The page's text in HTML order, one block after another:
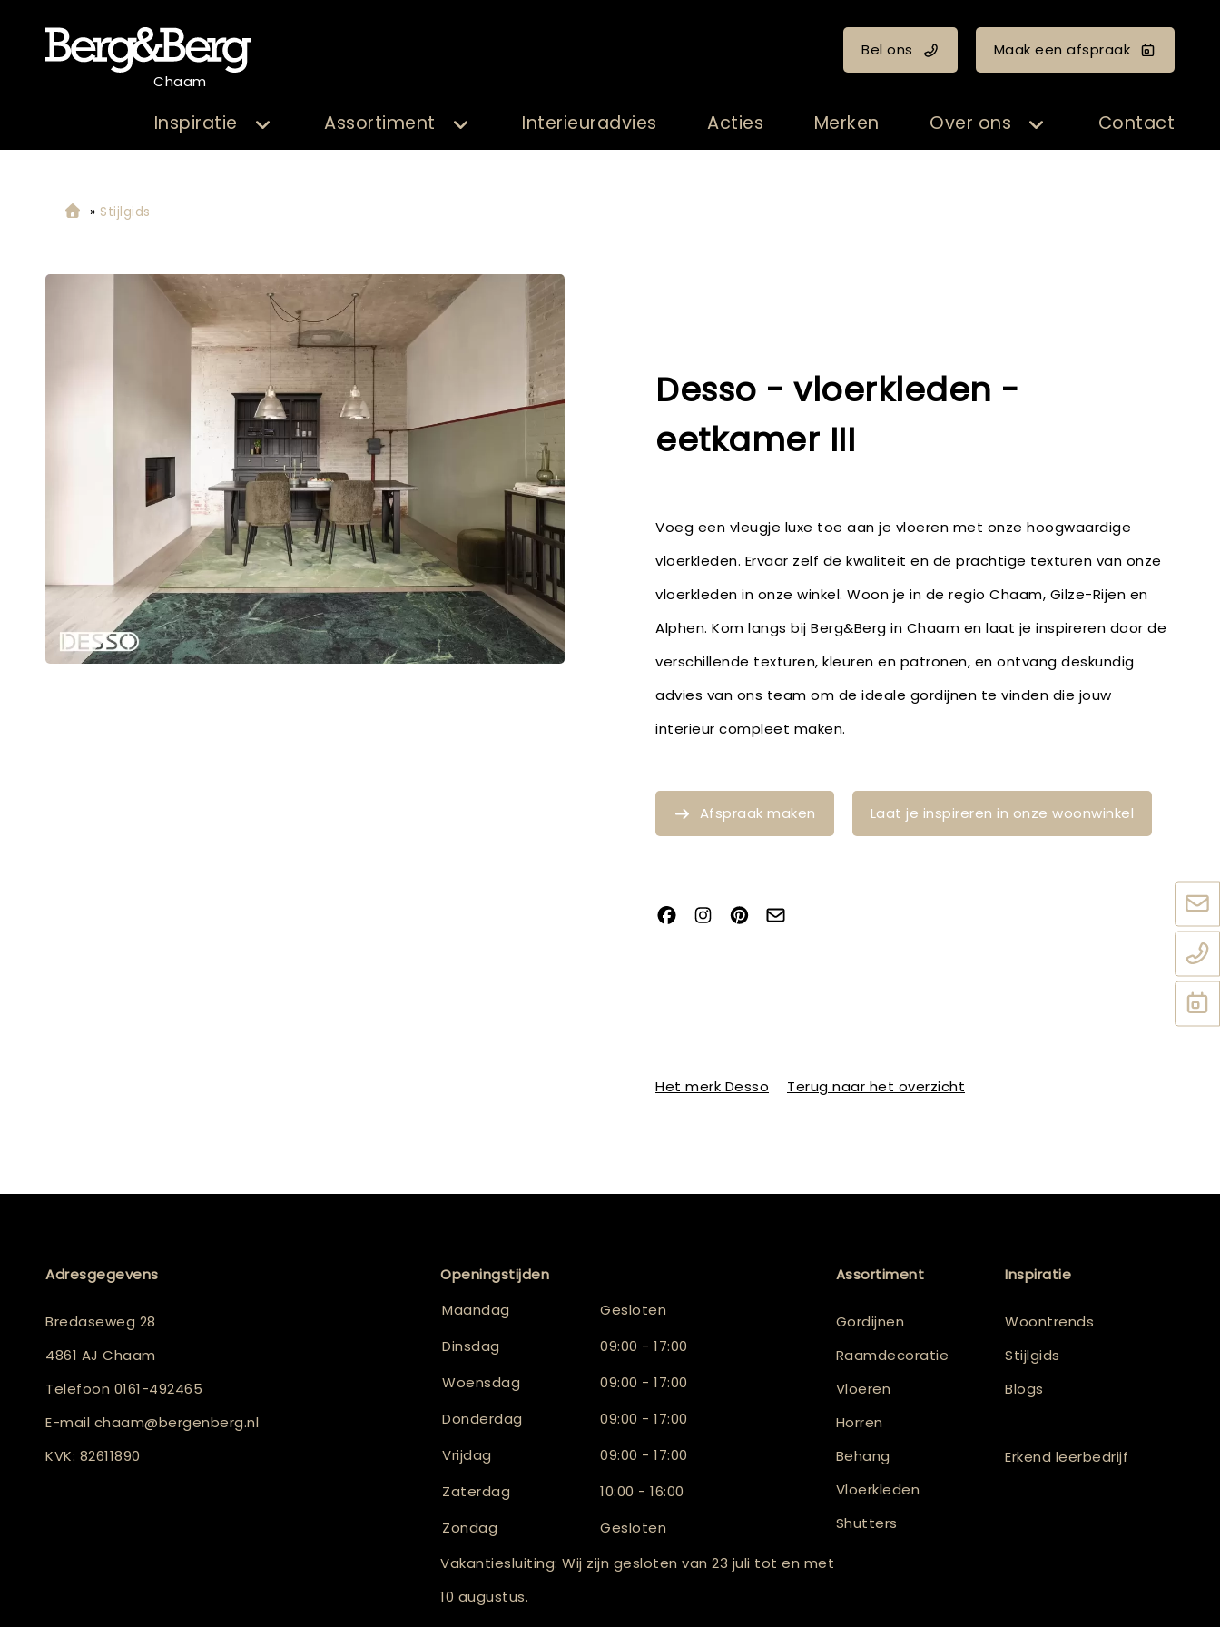
Chaam
Bel ons Maak een afspraak
Inspiratie Assortiment Interieuradvies Acties Merken Over ons Contact
» Stijlgids
Desso - vloerkleden -
eetkamer III
Voeg een vleugje luxe toe aan je vloeren met onze hoogwaardige
vloerkleden. Ervaar zelf de kwaliteit en de prachtige texturen van onze
vloerkleden in onze winkel. Woon je in de regio Chaam, Gilze-Rijen en
Alphen. Kom langs bij Berg&Berg in Chaam en laat je inspireren door de
verschillende texturen, kleuren en patronen, en ontvang deskundig
advies van ons team om de ideale gordijnen te vinden die jouw
interieur compleet maken.
Afspraak maken Laat je inspireren in onze woonwinkel
Het merk Desso Terug naar het overzicht
Adresgegevens
Bredaseweg 28
4861 AJ Chaam
Telefoon 0161-492465
E-mail chaam@bergenberg.nl
KVK: 82611890
Openingstijden
Maandag
Gesloten
Dinsdag
09:00 - 17:00
Woensdag
09:00 - 17:00
Donderdag
09:00 - 17:00
Vrijdag
09:00 - 17:00
Zaterdag
10:00 - 16:00
Zondag
Gesloten
Vakantiesluiting: Wij zijn gesloten van 23 juli tot en met
10 augustus.
Assortiment
Gordijnen
Raamdecoratie
Vloeren
Horren
Behang
Vloerkleden
Shutters
Inspiratie
Woontrends
Stijlgids
Blogs
Erkend leerbedrijf